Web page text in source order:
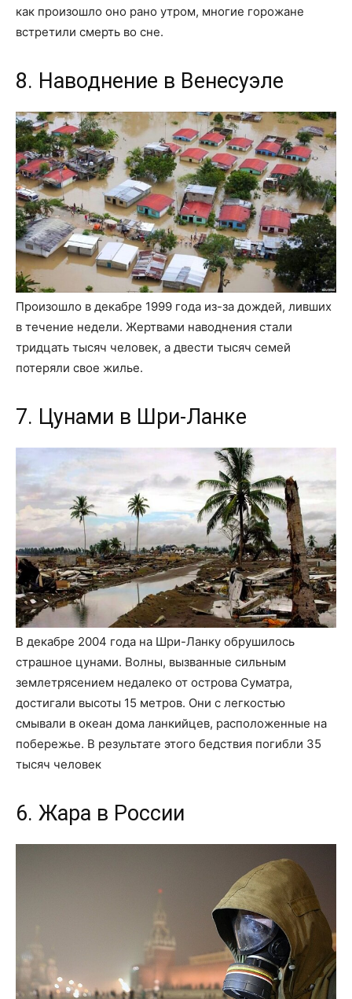
как произошло оно рано утром, многие горожане
встретили смерть во сне.
8. Наводнение в Венесуэле
Произошло в декабре 1999 года из-за дождей, ливших
в течение недели. Жертвами наводнения стали
тридцать тысяч человек, а двести тысяч семей
потеряли свое жилье.
7. Цунами в Шри-Ланке
В декабре 2004 года на Шри-Ланку обрушилось
страшное цунами. Волны, вызванные сильным
землетрясением недалеко от острова Суматра,
достигали высоты 15 метров. Они с легкостью
смывали в океан дома ланкийцев, расположенные на
побережье. В результате этого бедствия погибли 35
тысяч человек
6. Жара в России